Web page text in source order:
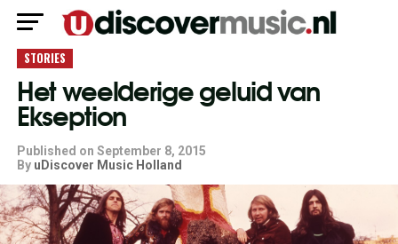
STORIES
Het weelderige geluid van
Ekseption
Published on September 8, 2015
By uDiscover Music Holland